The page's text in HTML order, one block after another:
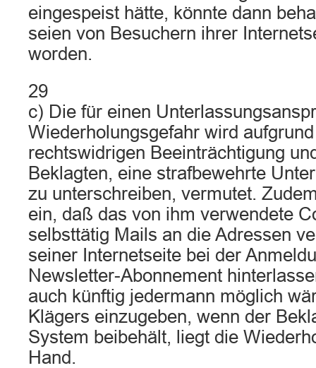
eingespeist hätte, könnte dann
seien von Besuchern ihrer
worden.
29
c) Die für einen
Wiederholungsgefahr wird
rechtswidrigen Beeinträchtigung
Beklagten, eine strafbewehrte
zu unterschreiben, vermutet.
ein, daß das von ihm verwendete
selbsttätig Mails an die Adressen
seiner Internetseite bei der
Newsletter-Abonnement
auch künftig jedermann möglich
Klägers einzugeben, wenn der
System beibehält, liegt die
Hand.